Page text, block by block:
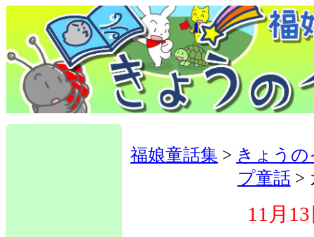
福娘童話集 > きょう
プ童話>
11月